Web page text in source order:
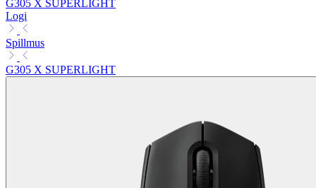
G305 X SUPERLIGHT
Logi
Spillmus
G305 X SUPERLIGHT